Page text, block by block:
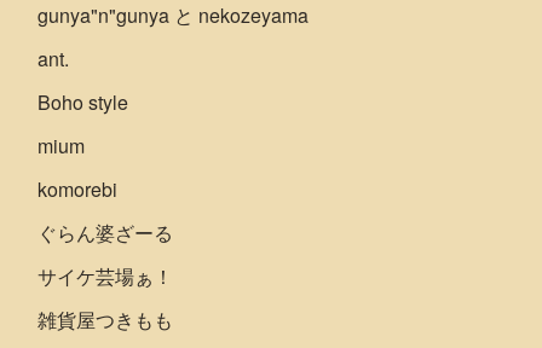
gunya"n"gunya と nekozeyama
ant.
Boho style
mium
komorebi
ぐらん婆ざーる
サイケ芸場ぁ！
雑貨屋つきもも